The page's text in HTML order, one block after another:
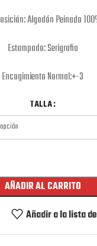
Algodón Peinado
Estampado: Serigrafia
Encogimiento Normal:+-3
TALLA
AÑADIR AL CARRITO
Añadir a la lista